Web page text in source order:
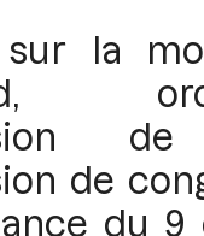
sur la
de
du 9